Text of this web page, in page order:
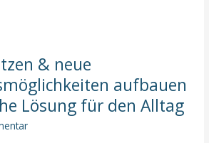
& neue
aufbauen
Lösung für den Alltag